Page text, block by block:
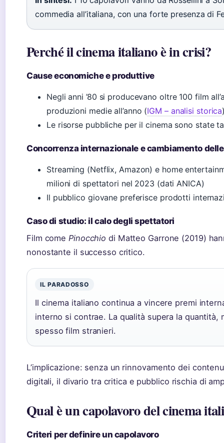
commedia all’italiana, con una forte presenza di
Perché il cinema italiano è in crisi?
Cause economiche e produttive
Negli anni ’80 si producevano oltre 100 film
produzioni medie all’anno (IGM – analisi storica
Le risorse pubbliche per il cinema sono state
Concorrenza internazionale e cambiamento
Streaming (Netflix, Amazon) e home
milioni di spettatori nel 2023 (dati ANICA)
Il pubblico giovane preferisce prodotti
Caso di studio: il calo degli spettatori
Film come Pinocchio di Matteo Garrone (2019)
nonostante il successo critico.
IL PARADOSSO
Il cinema italiano continua a vincere premi
interno si contrae. La qualità supera la
spesso film stranieri.
L’implicazione: senza un rinnovamento dei
digitali, il divario tra critica e pubblico rischia di
Qual è un capolavoro del cinema
Criteri per definire un capolavoro